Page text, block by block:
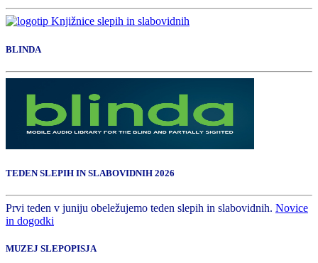
BLINDA
TEDEN SLEPIH IN SLABOVIDNIH 2026
Prvi teden v juniju obeležujemo teden slepih in slabovidnih. Novice
in dogodki
MUZEJ SLEPOPISJA